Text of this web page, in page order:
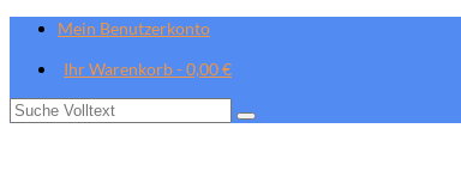
Mein Benutzerkonto
Ihr Warenkorb-0,00€
Suche